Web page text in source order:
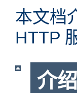
本文档
HTTP
介绍